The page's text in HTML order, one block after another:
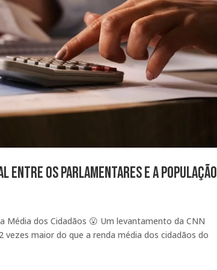
Entre os Parlamentares e a População
Média dos Cidadãos 😮 Um levantamento da CNN
maior do que a renda média dos cidadãos do